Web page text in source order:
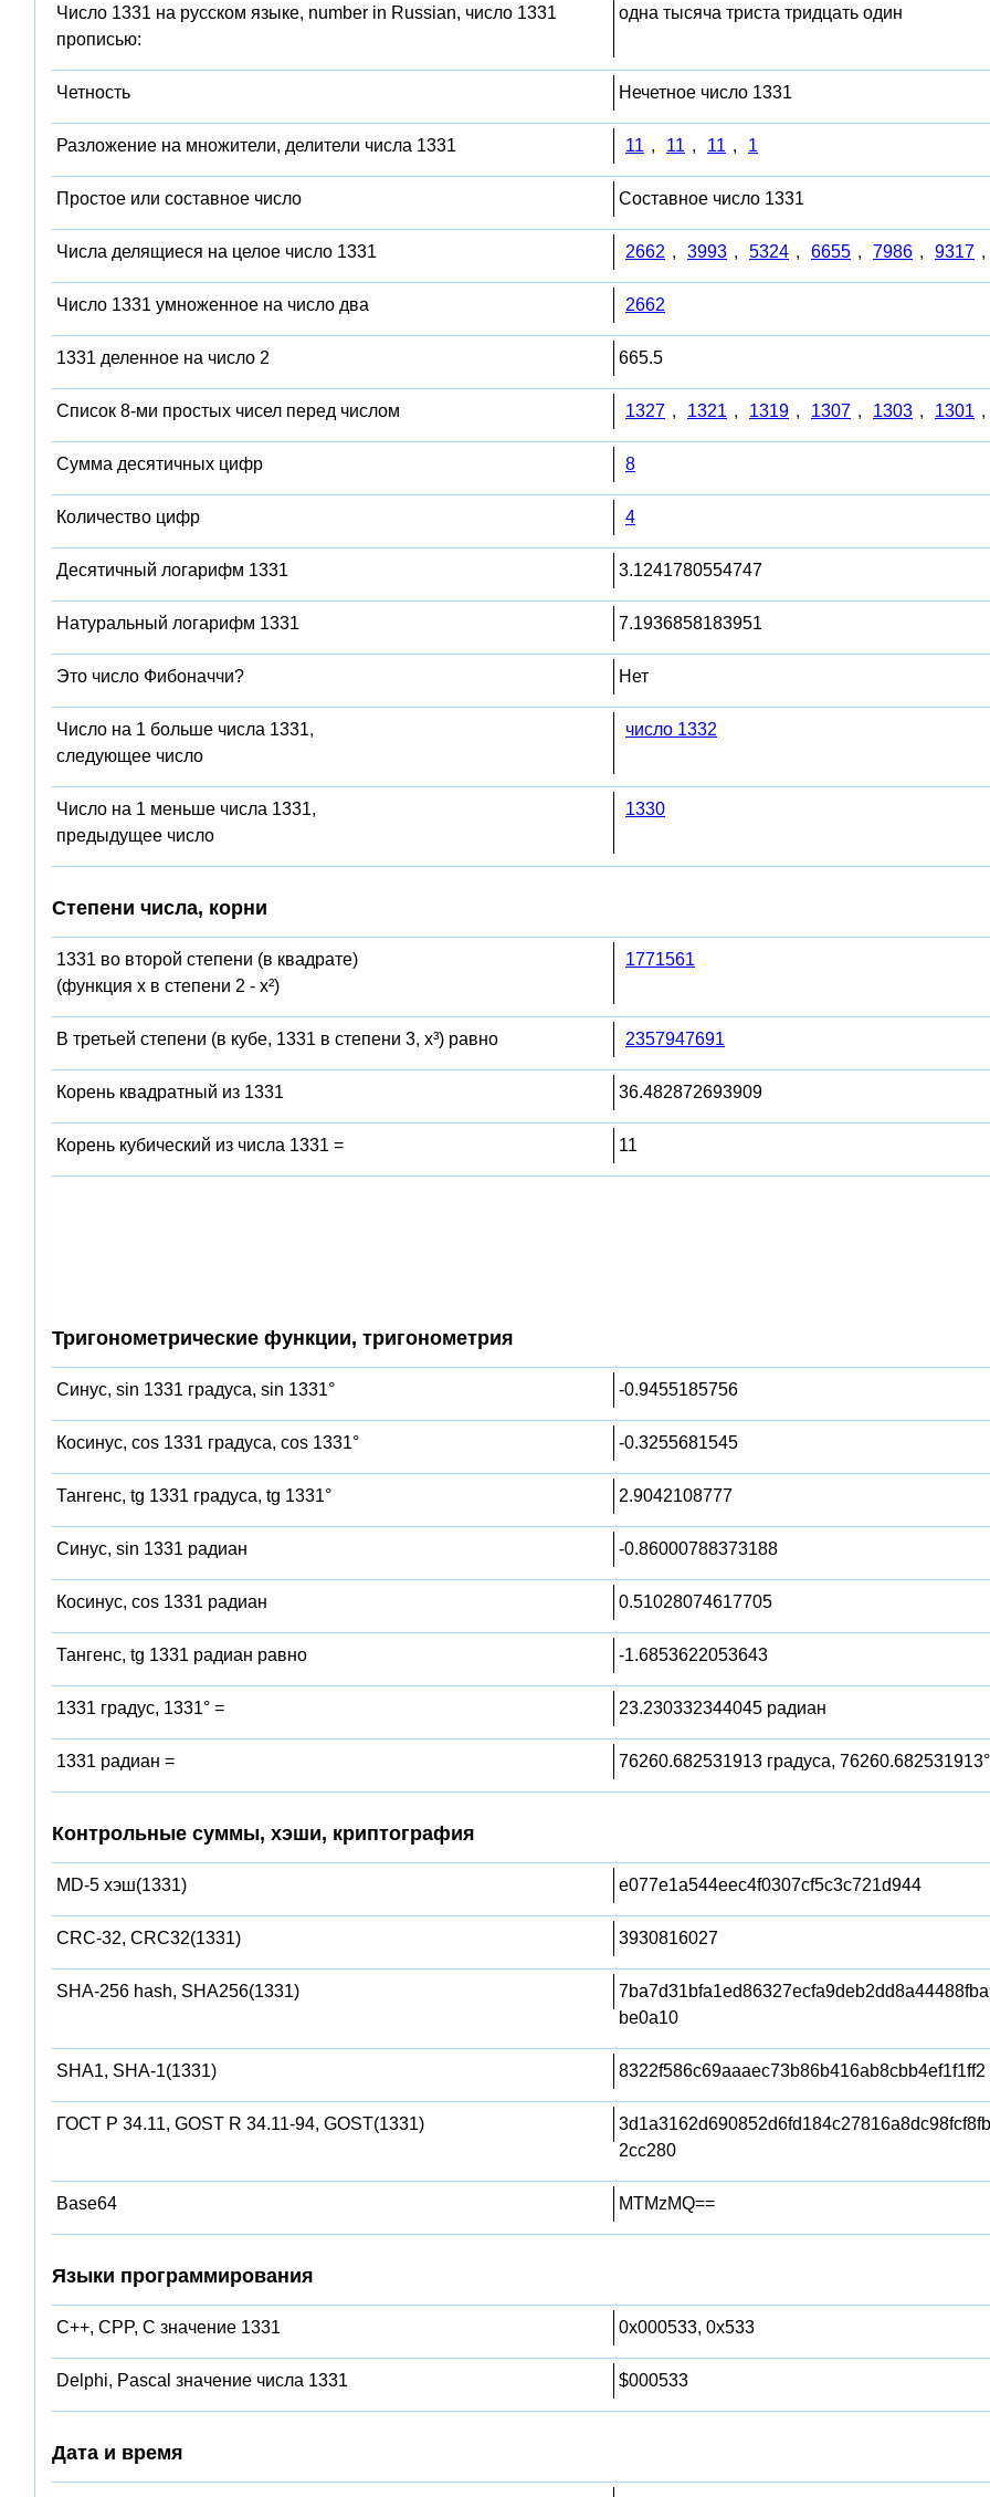
Число 1331 на русском языке, number in Russian, число 1331
прописью:
одна тысяча триста тридцать один
Четность Нечетное число 1331
Разложение на множители, делители числа 1331 11 , 11 , 11 , 1
Простое или составное число Составное число 1331
Числа делящиеся на целое число 1331 2662 , 3993 , 5324 , 6655 , 7986 , 9317 ,
Число 1331 умноженное на число два 2662
1331 деленное на число 2 665.5
Список 8-ми простых чисел перед числом 1327 , 1321 , 1319 , 1307 , 1303 , 1301 ,
Сумма десятичных цифр 8
Количество цифр 4
Десятичный логарифм 1331 3.1241780554747
Натуральный логарифм 1331 7.1936858183951
Это число Фибоначчи? Нет
Число на 1 больше числа 1331,
следующее число
число 1332
Число на 1 меньше числа 1331,
предыдущее число
1330
Степени числа, корни
1331 во второй степени (в квадрате)
(функция x в степени 2 - x²)
1771561
В третьей степени (в кубе, 1331 в степени 3, x³) равно 2357947691
Корень квадратный из 1331 36.482872693909
Корень кубический из числа 1331 = 11
Тригонометрические функции, тригонометрия
Синус, sin 1331 градуса, sin 1331° -0.9455185756
Косинус, cos 1331 градуса, cos 1331° -0.3255681545
Тангенс, tg 1331 градуса, tg 1331° 2.9042108777
Синус, sin 1331 радиан -0.86000788373188
Косинус, cos 1331 радиан 0.51028074617705
Тангенс, tg 1331 радиан равно -1.6853622053643
1331 градус, 1331° = 23.230332344045 радиан
1331 радиан = 76260.682531913 градуса, 76260.682531913°
Контрольные суммы, хэши, криптография
MD-5 хэш(1331) e077e1a544eec4f0307cf5c3c721d944
CRC-32, CRC32(1331) 3930816027
SHA-256 hash, SHA256(1331)
be0a10
SHA1, SHA-1(1331) 8322f586c69aaaec73b86b416ab8cbb4ef1f1ff2
ГОСТ Р 34.11, GOST R 34.11-94, GOST(1331)
2cc280
Base64 MTMzMQ==
Языки программирования
C++, CPP, C значение 1331 0x000533, 0x533
Delphi, Pascal значение числа 1331 $000533
Дата и время